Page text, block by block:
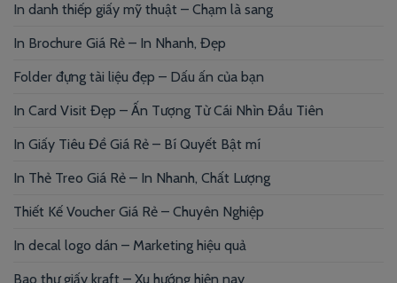
In danh thiếp giấy mỹ thuật – Chạm là sang
In Brochure Giá Rẻ – In Nhanh, Đẹp
Folder đựng tài liệu đẹp – Dấu ấn của bạn
In Card Visit Đẹp – Ấn Tượng Từ Cái Nhìn Đầu Tiên
In Giấy Tiêu Đề Giá Rẻ – Bí Quyết Bật mí
In Thẻ Treo Giá Rẻ – In Nhanh, Chất Lượng
Thiết Kế Voucher Giá Rẻ – Chuyên Nghiệp
In decal logo dán – Marketing hiệu quả
Bao thư giấy kraft – Xu hướng hiện nay